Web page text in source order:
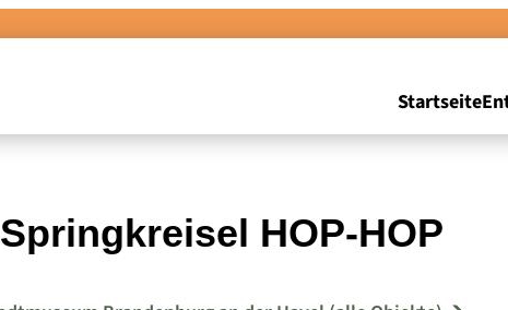
Startseite
Springkreisel HOP-HOP